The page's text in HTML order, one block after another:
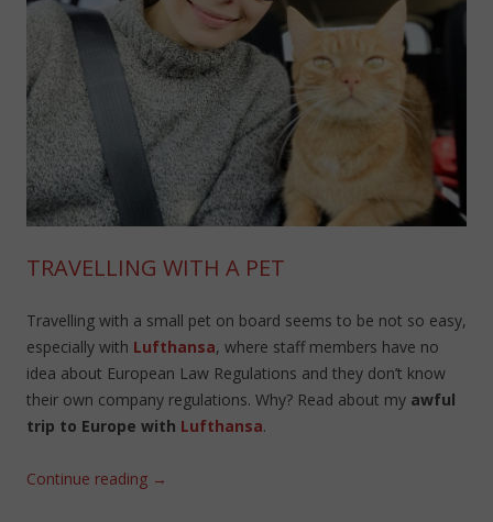
TRAVELLING WITH A PET
Travelling with a small pet on board seems to be not so easy,
especially with Lufthansa, where staff members have no
idea about European Law Regulations and they don’t know
their own company regulations. Why? Read about my awful
trip to Europe with Lufthansa.
Continue reading →